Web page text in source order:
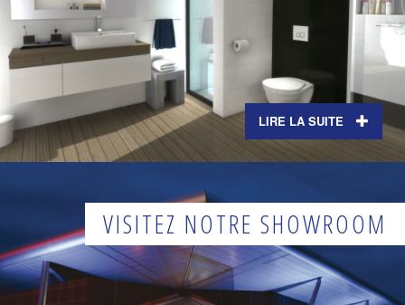
LIRE LA SUITE
VISITEZ NOTRE SHOWROOM